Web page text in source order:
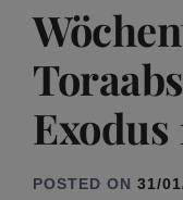
Exodus
POSTED ON 31/